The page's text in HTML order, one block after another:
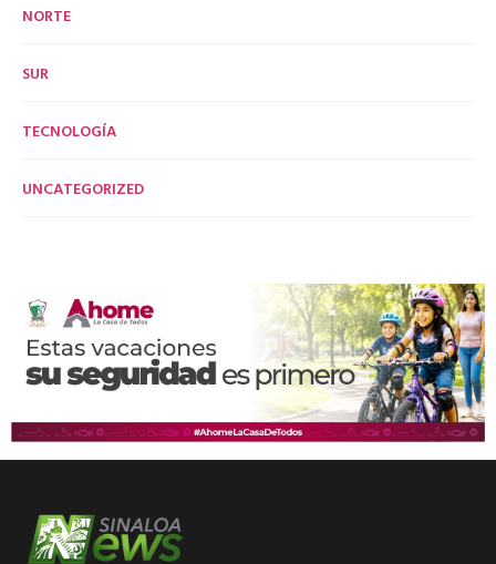
NORTE
SUR
TECNOLOGÍA
UNCATEGORIZED